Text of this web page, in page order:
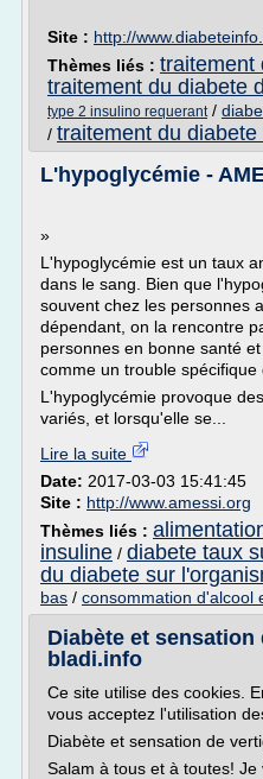
Site : http://
Thèmes liés : traitement
traitement du diabete
type 2 insulino requerant/
/ traitement du
L'hypoglycémie -
»
L'hypoglycémie est un taux
dans le sang. Bien que
souvent chez les personnes
dépendant, on la rencontre
personnes en bonne santé
comme un trouble spécifique
L'hypoglycémie provoque
variés, et lorsqu'elle se...
Lire la suite
Date: 2017-03-03 15:41:45
Site : http://www.amessi.org
Thèmes liés :
insuline / diabete taux
du diabete sur
bas / consommation d'alcool
Diabète et sensation
bladi.info
Ce site utilise des cookies.
vous acceptez l'utilisation
Diabète et sensation de
Salam à tous et à toutes!